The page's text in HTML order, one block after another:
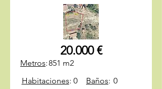
20.000 €
Metros:851 m2
Habitaciones: 0 Baños: 0